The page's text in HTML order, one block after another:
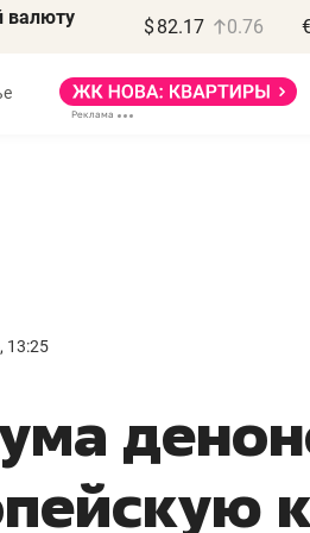
валюту $ 82.17 0.76
13:25
правил, бизнес может
потерять минимум
полгода»